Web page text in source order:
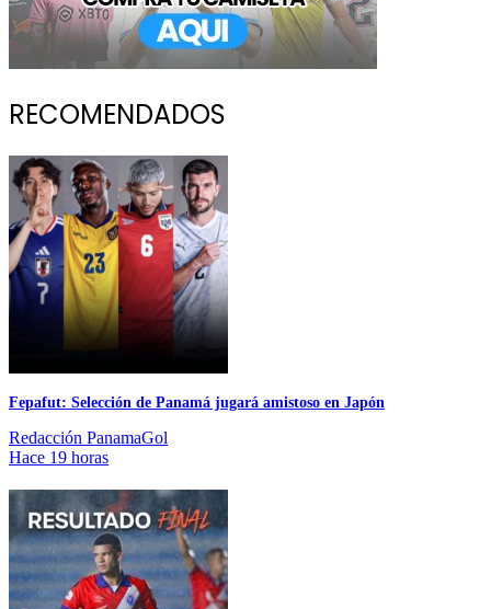
RECOMENDADOS
Fepafut: Selección de Panamá jugará amistoso en Japón
Redacción PanamaGol
Hace 19 horas